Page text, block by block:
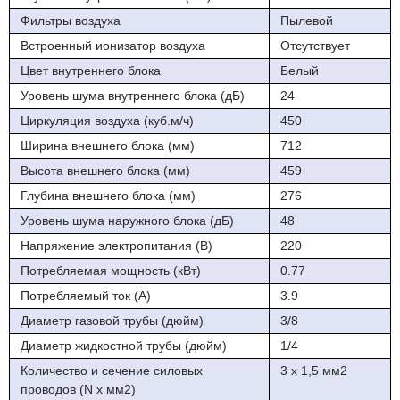
"Противоплесневое покрытие теплообменника"
Фильтры воздуха
Пылевой
Встроенный ионизатор воздуха
Отсутствует
Цвет внутреннего блока
Белый
Уровень шума внутреннего блока (дБ)
24
Циркуляция воздуха (куб.м/ч)
450
Ширина внешнего блока (мм)
712
Высота внешнего блока (мм)
459
Глубина внешнего блока (мм)
276
Уровень шума наружного блока (дБ)
48
Напряжение электропитания (В)
220
Потребляемая мощность (кВт)
0.77
Потребляемый ток (А)
3.9
Диаметр газовой трубы (дюйм)
3/8
Диаметр жидкостной трубы (дюйм)
1/4
Количество и сечение силовых
проводов (N х мм2)
3 х 1,5 мм2